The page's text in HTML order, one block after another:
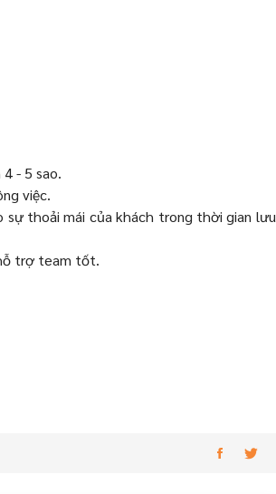
- 5 sao.
việc.
sự thoải mái của khách trong thời gian lưu
trợ team tốt.